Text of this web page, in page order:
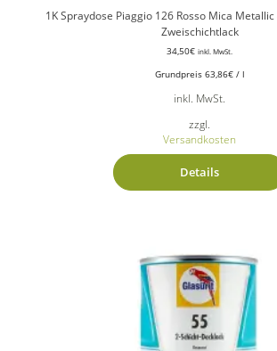
1K Spraydose Piaggio 126 Rosso Mica
Zweischichtlack
34,50€ inkl. MwSt.
Grundpreis 63,86€/ l
inkl. MwSt.
zzgl.
Versandkosten
Details